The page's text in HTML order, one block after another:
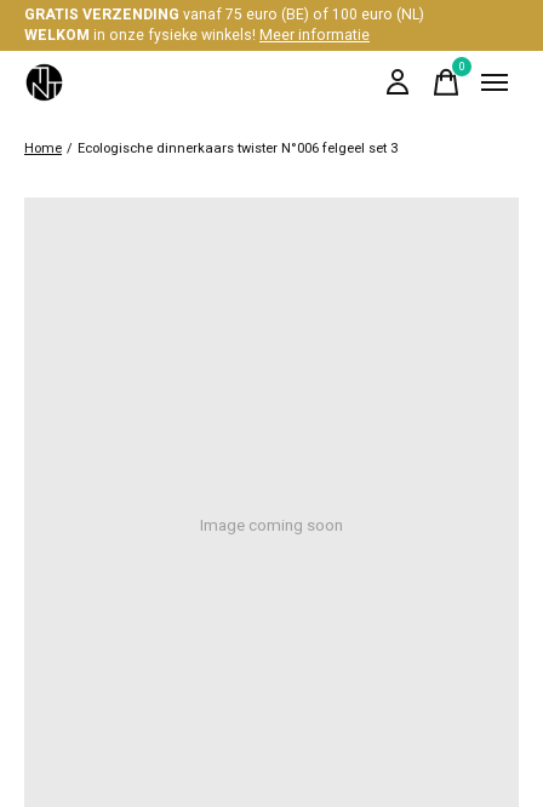
GRATIS VERZENDING vanaf 75 euro (BE) of 100 euro (NL)
WELKOM in onze fysieke winkels!Meer informatie
0items
Home / Ecologische dinnerkaars twister N°006 felgeel set 3
Image coming soon